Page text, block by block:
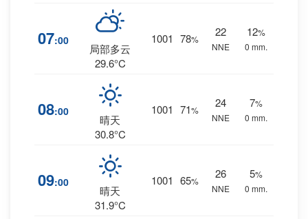
07:00
局部多云
29.6°C
1001 78%
22
NNE
12%
0 mm.
08:00
晴天
30.8°C
1001 71%
24
NNE
7%
0 mm.
09:00
晴天
31.9°C
1001 65%
26
NNE
5%
0 mm.